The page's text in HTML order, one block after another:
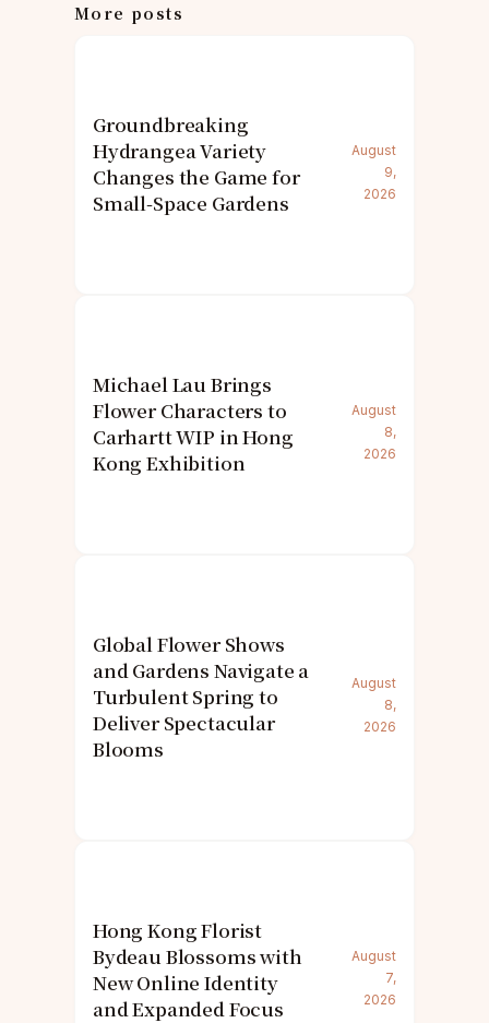
More posts
Groundbreaking
Hydrangea Variety
Changes the Game for
Small-Space Gardens
August
9,
2026
Michael Lau Brings
Flower Characters to
Carhartt WIP in Hong
Kong Exhibition
August
8,
2026
Global Flower Shows
and Gardens Navigate a
Turbulent Spring to
Deliver Spectacular
Blooms
August
8,
2026
Hong Kong Florist
Bydeau Blossoms with
New Online Identity
and Expanded Focus
August
7,
2026